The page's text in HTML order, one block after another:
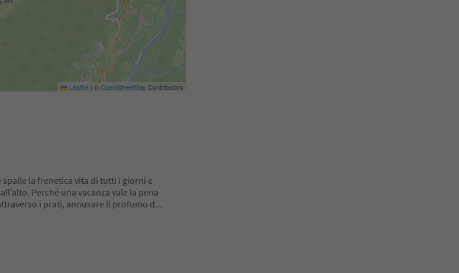
Leaflet | ©OpenStreetMapContributors
la frenetica vita di tutti i giorni e
Perché una vacanza vale la pena
i prati, annusare il profumo d...